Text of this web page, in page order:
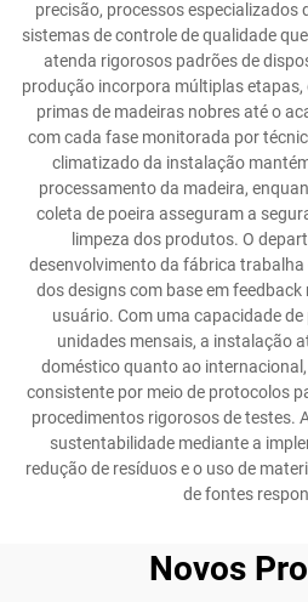
precisão, processos especializados
sistemas de controle de qualidade
atenda rigorosos padrões de
produção incorpora múltiplas etapas,
primas de madeiras nobres até o
com cada fase monitorada por
climatizado da instalação
processamento da madeira,
coleta de poeira asseguram a
limpeza dos produtos. O
desenvolvimento da fábrica
dos designs com base em feedback
usuário. Com uma capacidade
unidades mensais, a instalação
doméstico quanto ao
consistente por meio de protocolos
procedimentos rigorosos de testes.
sustentabilidade mediante a
redução de resíduos e o uso de
de fontes
Novos